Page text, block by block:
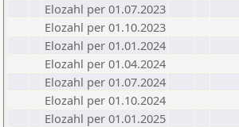
Elozahl per 01.07.2023
Elozahl per 01.10.2023
Elozahl per 01.01.2024
Elozahl per 01.04.2024
Elozahl per 01.07.2024
Elozahl per 01.10.2024
Elozahl per 01.01.2025